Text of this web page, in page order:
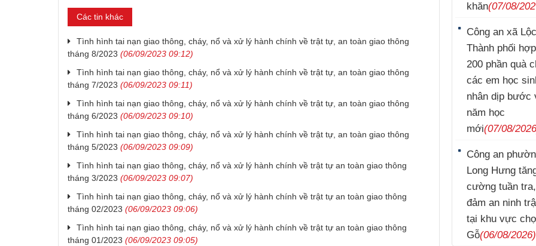
Các tin khác
Tình hình tai nạn giao thông, cháy, nổ và xử lý hành chính về trật tự, an toàn giao thông
tháng 8/2023 (06/09/2023 09:12)
Tình hình tai nạn giao thông, cháy, nổ và xử lý hành chính về trật tự, an toàn giao thông
tháng 7/2023 (06/09/2023 09:11)
Tình hình tai nạn giao thông, cháy, nổ và xử lý hành chính về trật tự, an toàn giao thông
tháng 6/2023 (06/09/2023 09:10)
Tình hình tai nạn giao thông, cháy, nổ và xử lý hành chính về trật tự, an toàn giao thông
tháng 5/2023 (06/09/2023 09:09)
Tình hình tai nạn giao thông, cháy, nổ và xử lý hành chính về trật tự an toàn giao thông
tháng 3/2023 (06/09/2023 09:07)
Tình hình tai nạn giao thông, cháy, nổ và xử lý hành chính về trật tự an toàn giao thông
tháng 02/2023 (06/09/2023 09:06)
Tình hình tai nạn giao thông, cháy, nổ và xử lý hành chính về trật tự an toàn giao thông
tháng 01/2023 (06/09/2023 09:05)
khăn(07/08/
Công an xã
Thành phối
200 phần quà
các em học
nhân dịp bước
năm học
mới(07/08/
Công an
Long Hưng
cường tuần
đảm an ninh
tại khu vực
Gỗ(06/08/2026)